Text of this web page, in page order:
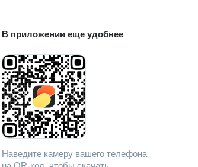
В приложении еще удобнее
Наведите камеру вашего телефона